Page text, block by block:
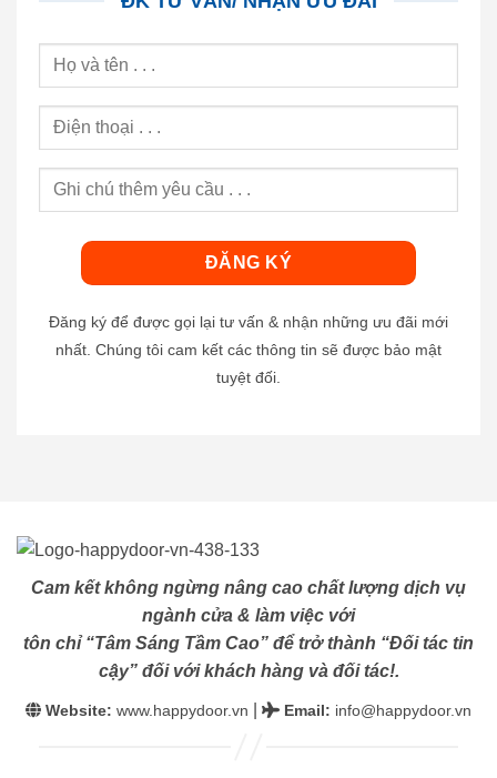
Đăng ký để được gọi lại tư vấn & nhận những ưu đãi mới
nhất. Chúng tôi cam kết các thông tin sẽ được bảo mật
tuyệt đối.
Cam kết không ngừng nâng cao chất lượng dịch vụ
ngành cửa & làm việc với
tôn chỉ “Tâm Sáng Tầm Cao” để trở thành “Đối tác tin
cậy” đối với khách hàng và đối tác!.
Website: www.happydoor.vn Email: info@happydoor.vn